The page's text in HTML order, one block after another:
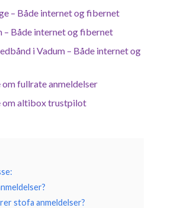
– Både internet og fibernet
– Både internet og fibernet
i Vadum – Både internet og
om fullrate anmeldelser
om altibox trustpilot
stofa anmeldelser?